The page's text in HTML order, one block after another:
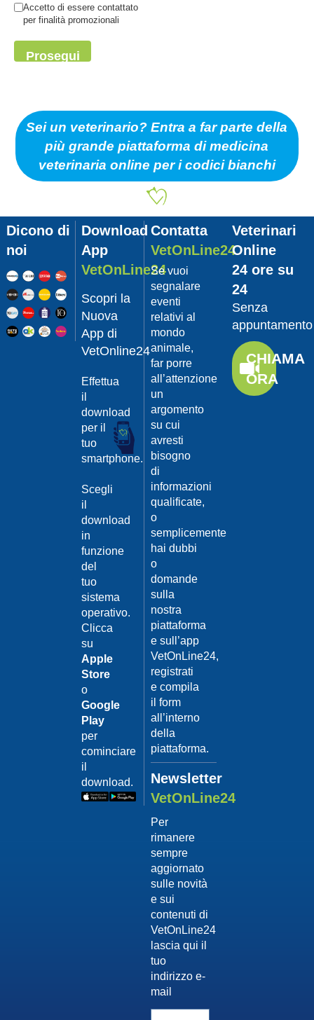
Accetto di essere contattato
per finalità promozionali
Prosegui
Sei un veterinario? Entra a far parte della
più grande piattaforma di medicina
veterinaria online per i codici bianchi
Dicono di
noi
Download
App
VetOnLine24
Scopri la
Nuova
App di
VetOnline24
Effettua
il
download
per il
tuo
smartphone.
Scegli
il
download
in
funzione
del
tuo
sistema
operativo.
Clicca
su
Apple
Store
o
Google
Play
per
cominciare
il
download.
Contatta
VetOnLine24
Se vuoi
segnalare
eventi
relativi al
mondo
animale,
far porre
all’attenzione
un
argomento
su cui
avresti
bisogno
di
informazioni
qualificate,
o
semplicemente
hai dubbi
o
domande
sulla
nostra
piattaforma
e sull’app
VetOnLine24,
registrati
e compila
il form
all’interno
della
piattaforma.
Newsletter
VetOnLine24
Per
rimanere
sempre
aggiornato
sulle novità
e sui
contenuti di
VetOnLine24
lascia qui il
tuo
indirizzo e-
mail
Veterinari
Online
24 ore su
24
Senza
appuntamento
CHIAMA
ORA